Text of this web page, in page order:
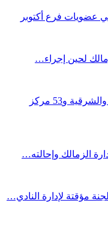
لحين إجراء…
حل مجالس إدارات أندية القاهرة ودمياط والشرقية و53 مركز
الزمالك وإحالته…
مؤقتة لإدارة النادي…